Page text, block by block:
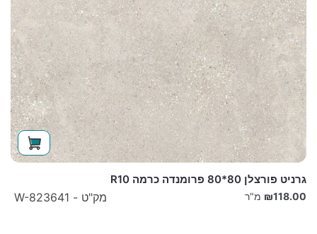
גרניט פורצלן 80*80 פרומנדה כרמה R10
מק"ט - W-823641 ₪118.00 מ"ר